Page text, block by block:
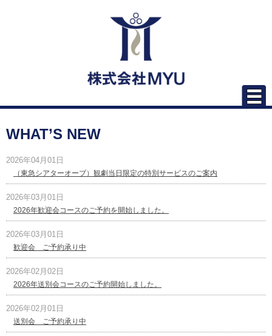
WHAT’S NEW
2026年04月01日
（東急シアターオーブ）観劇当日限定の特別サービスのご案内
2026年03月01日
2026年歓迎会コースのご予約を開始しました。
2026年03月01日
歓迎会 ご予約承り中
2026年02月02日
2026年送別会コースのご予約開始しました。
2026年02月01日
送別会 ご予約承り中